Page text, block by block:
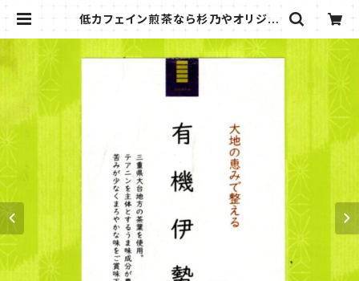
低カフェイン煎茶なら杉乃やオリジナ
(４g×30包) 安心のオーガニックテ
ィー | suginoya